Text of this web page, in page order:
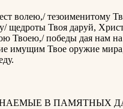
волею,/ тезоименитому
щедроты Твоя даруй,
Твоею,/ победы дая нам на
имущим Твое оружие
В ПАМЯТНЫХ